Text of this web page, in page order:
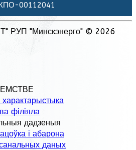
00112041
РУП "Минскэнерго" © 2026
характарыстыка
філіяла
дадзеныя
і абарона
даных